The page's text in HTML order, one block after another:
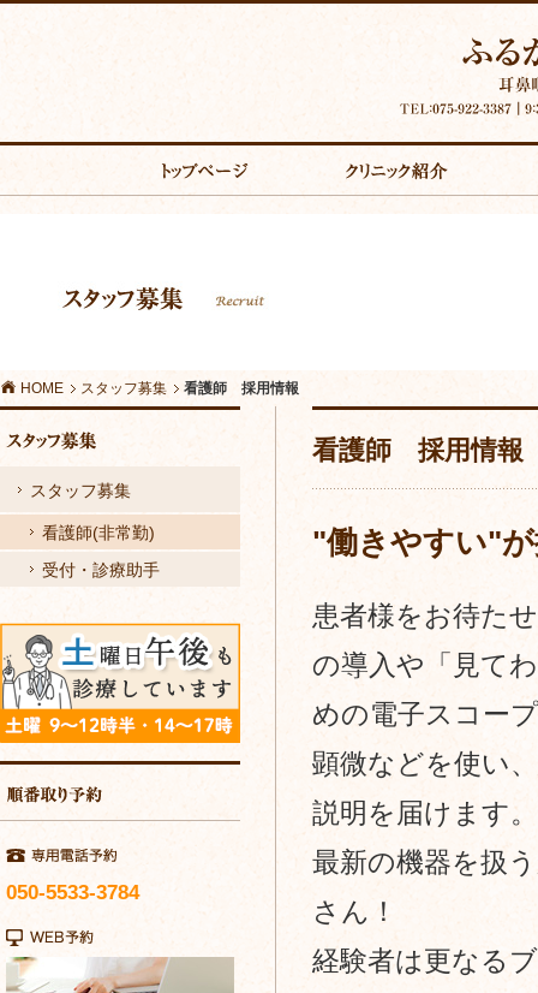
ン
ン
へ
の
リ
ン
ク
採
用
報
｜
る
か
わ
ク
リ
ッ
ク
HOME スタッフ募集 看護師 採用情報
看護師 採用情報
"働きやすい"
患者様をお待た
の導入や「見て
めの電子スコー
顕微などを使い
説明を届けます。
最新の機器を扱
さん！
経験者は更なる
スタッフ募集
看護師(非常勤)
受付・診療助手
050-5533-3784